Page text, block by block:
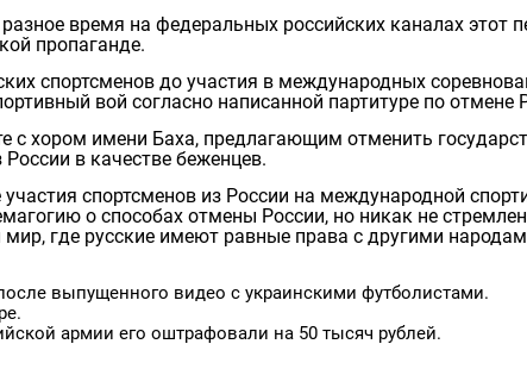
время на федеральных российских каналах этот
пропаганде.
спортсменов до участия в международных
вой согласно написанной партитуре по отмене
с хором имени Баха, предлагающим отменить
в качестве беженцев.
спортсменов из России на международной
о способах отмены России, но никак не
где русские имеют равные права с другими
выпущенного видео с украинскими футболистами.
армии его оштрафовали на 50 тысяч рублей.